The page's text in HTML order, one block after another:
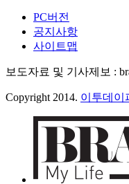
PC버전
공지사항
사이트맵
보도자료 및 기사제보 :
Copyright 2014. 이투데이